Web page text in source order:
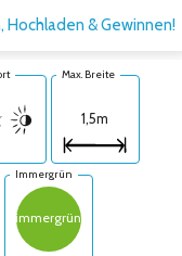
Hochladen & Gewinnen!
Max. Breite
1,5m
Immergrün
immergrün